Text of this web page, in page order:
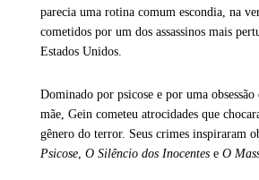
parecia uma rotina comum escondia, na
cometidos por um dos assassinos mais
Estados Unidos.
Dominado por psicose e por uma
mãe, Gein cometeu atrocidades que
gênero do terror. Seus crimes inspiraram
Psicose O Silêncio dos Inocentes e O